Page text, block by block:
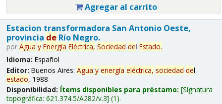
Agregar al carrito
Estacion transformadora San Antonio Oeste,
provincia deRío Negro.
por Agua y Energía Eléctrica, Sociedad del Estado.
Idioma: Español
Editor: Buenos Aires: Agua y energía eléctrica, sociedad del
estado, 1988
Disponibilidad: Ítems disponibles para préstamo: Signatura
topográfica: 621.374.5/A282/v.3 (1).